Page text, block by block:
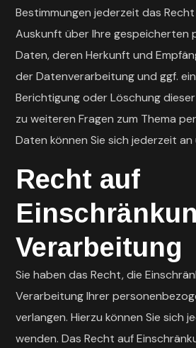
Bestimmungen jederzeit das
Auskunft über Ihre gespeicherten
Daten, deren Herkunft und
der Datenverarbeitung und ggf.
Berichtigung oder Löschung
zu weiteren Fragen zum Thema
Daten können Sie sich jederzeit an
Recht auf
Verarbeitung
Sie haben das Recht, die
Verarbeitung Ihrer
verlangen. Hierzu können Sie sich
wenden. Das Recht auf